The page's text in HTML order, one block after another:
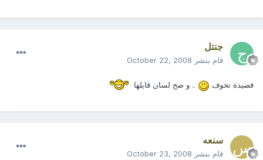
جنتل
قام بنشر October 22, 2008
قصيدة تخوف .. و صح لسان قايلها
سنعه
قام بنشر October 23, 2008